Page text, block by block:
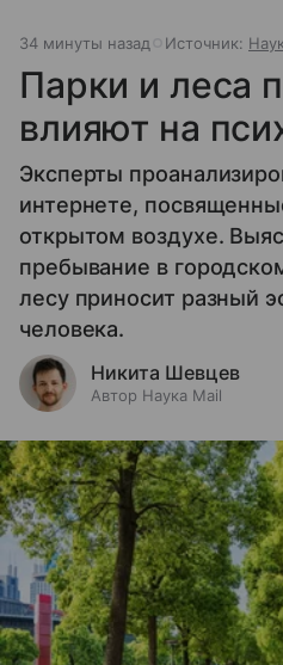
34 минуты назад Источник:
Парки и леса
влияют на
Эксперты
интернете,
открытом воздухе.
пребывание в
лесу приносит разный
человека.
Никита Шевцев
Автор Наука Mail